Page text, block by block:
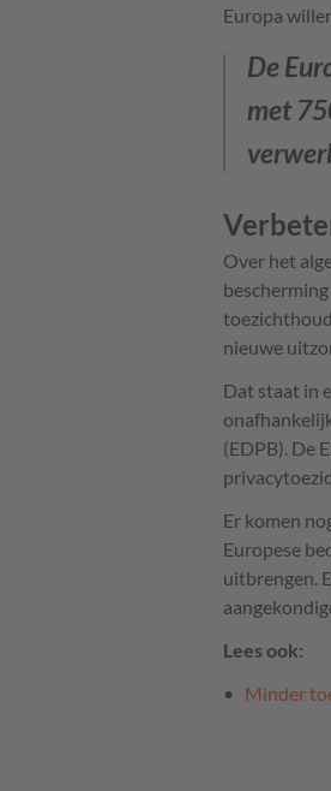
Europa
De
met
Over het
nieuwe
Dat staat in
(EDPB). De
Er komen
Europese
uitbrengen.
Lees ook:
Minder